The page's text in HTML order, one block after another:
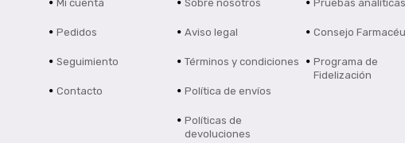
Mi cuenta
Pedidos
Seguimiento
Contacto
Sobre nosotros
Aviso legal
Términos y condiciones
Política de envíos
Políticas de
devoluciones
Pruebas analíticas
Consejo
Programa de
Fidelización